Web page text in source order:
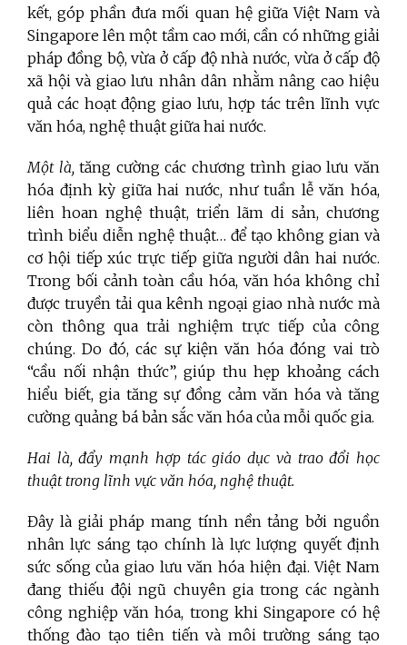
kết, góp phần đưa mối quan hệ giữa Việt Nam và
Singapore lên một tầm cao mới, cần có những giải
pháp đồng bộ,vừa ở cấp độ nhà nước, vừa ở cấp độ
xã hội và giao lưu nhân dân nhằm nâng cao hiệu
quả các hoạt động giao lưu, hợp tác trên lĩnh vực
văn hóa, nghệ thuật giữa hai nước.
Một là, tăng cường các chương trình giao lưu văn
hóa định kỳ giữa hai nước, như tuần lễ văn hóa,
liên hoan nghệ thuật, triển lãm di sản, chương
trình biểu diễn nghệ thuật… để tạo không gian và
cơ hội tiếp xúc trực tiếp giữa người dân hai nước.
Trong bối cảnh toàn cầu hóa, văn hóa không chỉ
được truyền tải qua kênh ngoại giao nhà nước mà
còn thông qua trải nghiệm trực tiếp của công
chúng. Do đó, các sự kiện văn hóa đóng vai trò
“cầu nối nhận thức”, giúp thu hẹp khoảng cách
hiểu biết, gia tăng sự đồng cảm văn hóa và tăng
cường quảng bá bản sắc văn hóa của mỗi quốc gia.
Hai là, đẩy mạnh hợp tác giáo dục và trao đổi học
thuật trong lĩnh vực văn hóa, nghệ thuật.
Đây là giải pháp mang tính nền tảng bởi nguồn
nhân lực sáng tạo chính là lực lượng quyết định
sức sống của giao lưu văn hóa hiện đại. Việt Nam
đang thiếu đội ngũ chuyên gia trong các ngành
công nghiệp văn hóa, trong khi Singapore có hệ
thống đào tạo tiên tiến và môi trường sáng tạo